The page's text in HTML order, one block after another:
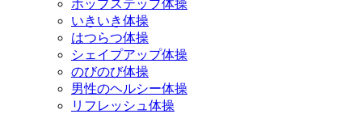
ホップステップ体操
いきいき体操
はつらつ体操
シェイプアップ体操
のびのび体操
男性のヘルシー体操
リフレッシュ体操